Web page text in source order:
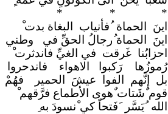
* *
*
اينَ الحماة ُفأنياب البغاة بدت
اينَ الحماة ُرجالُ الحقِّ في
وطني
احزابُنا غَرقت في الغيِّ فاندثرت
رُموزُها رَكبوا الاهواء
فاندحروا
بل إنَّهم الفوا عيشَ الحمير
فهُمْ
قوم ٌشَتات ٌهوى الأطماع فرَّقهم
الله ُيَسَّر َفَتحاً كي ْنسودَ به